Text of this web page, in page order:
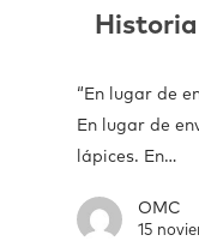
“En lugar de
En lugar de
lápices. En…
OMC
15